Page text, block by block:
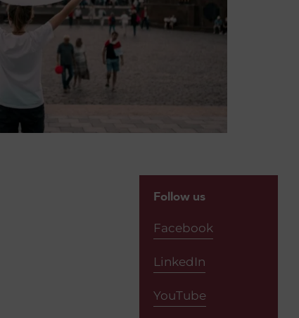
Follow us
Facebook
LinkedIn
YouTube